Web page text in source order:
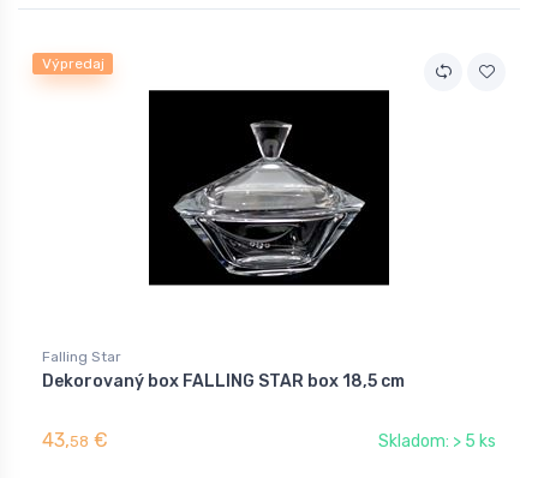
Výpredaj
Falling Star
Dekorovaný box FALLING STAR box 18,5 cm
43,58 € Skladom: > 5 ks